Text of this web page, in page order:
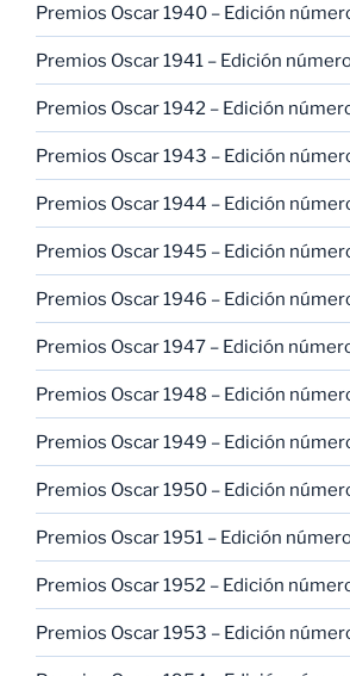
Premios Oscar 1940 – Edición
Premios Oscar 1941 – Edición
Premios Oscar 1942 – Edición
Premios Oscar 1943 – Edición
Premios Oscar 1944 – Edición
Premios Oscar 1945 – Edición
Premios Oscar 1946 – Edición
Premios Oscar 1947 – Edición
Premios Oscar 1948 – Edición
Premios Oscar 1949 – Edición
Premios Oscar 1950 – Edición
Premios Oscar 1951 – Edición
Premios Oscar 1952 – Edición
Premios Oscar 1953 – Edición